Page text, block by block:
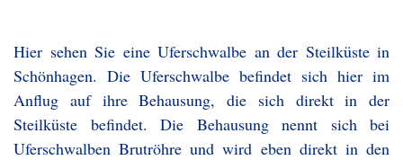
Hier sehen Sie eine Uferschwalbe an der Steilküste in
Schönhagen. Die Uferschwalbe befindet sich hier im
Anflug auf ihre Behausung, die sich direkt in der
Steilküste befindet. Die Behausung nennt sich bei
Uferschwalben Brutröhre und wird eben direkt in den